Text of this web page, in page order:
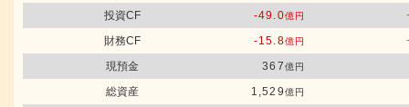
投資CF
-49.0億円
財務CF
-15.8億円
現預金
367億円
総資産 1,529億円